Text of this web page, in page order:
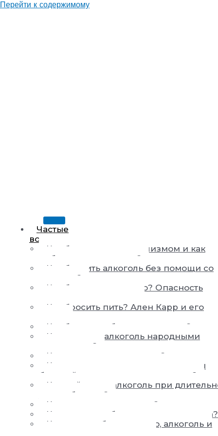
Перейти к содержимому
Частые
вопросы
Как бороться с алкоголизмом и как
победить алкоголизм?
Как бросить алкоголь без помощи со
стороны?
Как бросить пить пиво? Опасность
Как бросить пить? Ален Карр и его
Как быстро побороть похмелье?
Как вывести алкоголь народными
средствами?
Как вылечить алкоголика?
Как вылечить от пьянства, если сам
больной не хочет выздоровления?
Как действует алкоголь при
употреблении?
Как жить с алкоголиком?
Как заставить бросить пить человека?
Как не пить больше пиво, алкоголь и